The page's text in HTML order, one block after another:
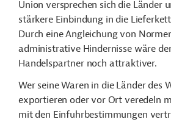
Union versprechen sich die Länder
stärkere Einbindung in die
Durch eine Angleichung von
administrative Hindernisse wäre
Handelspartner noch attraktiver.
Wer seine Waren in die Länder des
exportieren oder vor Ort veredeln
mit den Einfuhrbestimmungen